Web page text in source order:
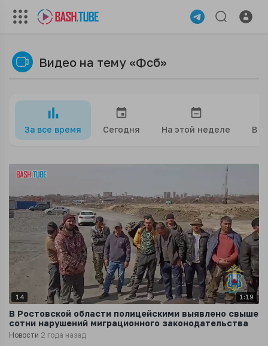
Видео на тему «Фсб»
За все время Сегодня На этой неделе В
14 1:19
В Ростовской области полицейскими выявлено свыше
сотни нарушений миграционного законодательства
Новости 2 года назад